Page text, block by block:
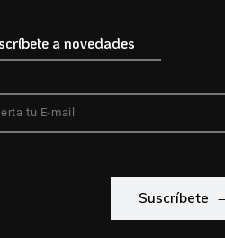
a novedades
Suscríbete